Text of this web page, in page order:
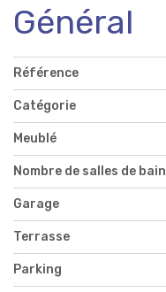
Général
Référence
Catégorie
Meublé
Nombre de salles de bain
Garage
Terrasse
Parking